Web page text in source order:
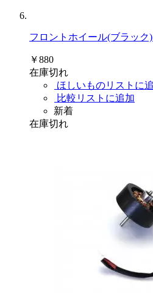
フロントホイール(ブラック
￥880
在庫切れ
ほしいものリストに
比較リストに追加
新着
在庫切れ